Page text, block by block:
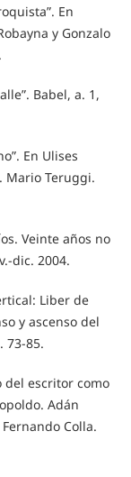
En
y Gonzalo
Babel, a. 1,
En Ulises
Mario Teruggi.
Veinte años no
dic. 2004.
Liber de
y ascenso del
73-85.
del escritor como
Adán
Colla.